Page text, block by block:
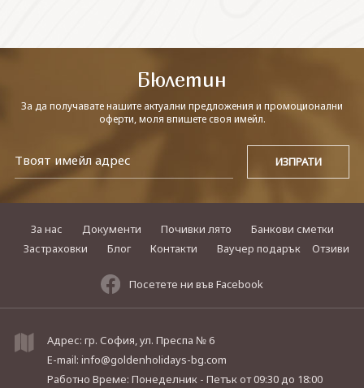
Бюлетин
За да получавате нашите актуални предложения и промоционални
оферти, моля впишете своя имейл.
За нас Документи Почивки лято
Банкови сметки
Застраховки
Блог Контакти Ваучер подарък Отзиви
Посетете ни във Facebook
Адрес: гр. София, ул. Преспа № 6
E-mail: info@goldenholidays-bg.com
Работно Време: Понеделник - Петъкот 09:30 до 18:00